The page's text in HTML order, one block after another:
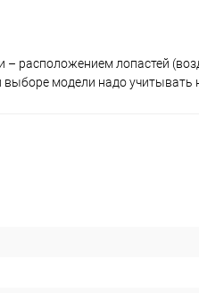
– расположением лопастей
модели надо учитывать